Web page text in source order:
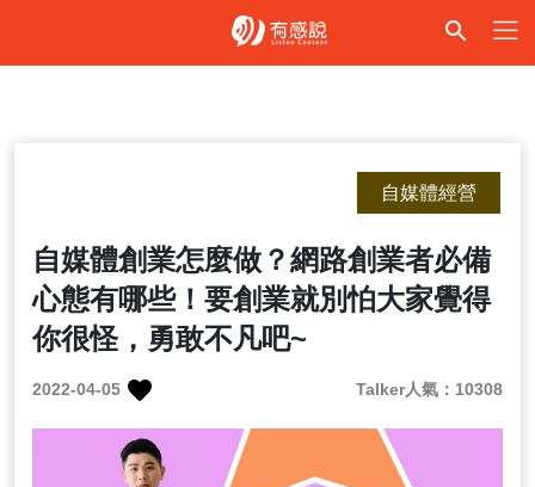
自媒體創業怎麼做？網路創業者必備
心態有哪些！要創業就別怕大家覺得
你很怪，勇敢不凡吧~
自媒體經營
2022-04-05 Talker人氣：10308